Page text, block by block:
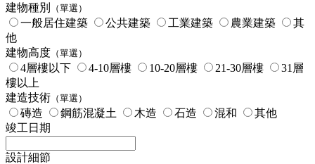
建物種別
（單選）
一般居住建築 公共建築 工業建築 農業建築
其
他
建物高度 （單選）
4層樓以下 4-10層樓 10-20層樓 21-30層樓
31層
樓以上
建造技術 （單選）
磚造 鋼筋混凝土 木造 石造 混和
其他
竣工日期
設計細節